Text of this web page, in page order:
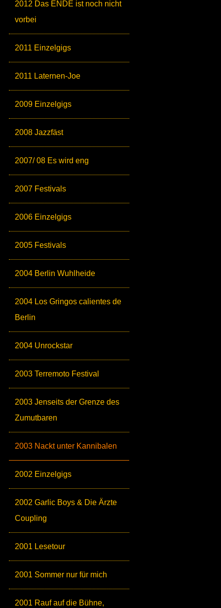
2012 Das ENDE ist noch nicht
vorbei
2011 Einzelgigs
2011 Laternen-Joe
2009 Einzelgigs
2008 Jazzfäst
2007/ 08 Es wird eng
2007 Festivals
2006 Einzelgigs
2005 Festivals
2004 Berlin Wuhlheide
2004 Los Gringos calientes de
Berlin
2004 Unrockstar
2003 Terremoto Festival
2003 Jenseits der Grenze des
Zumutbaren
2003 Nackt unter Kannibalen
2002 Einzelgigs
2002 Garlic Boys & Die Ärzte
Coupling
2001 Lesetour
2001 Sommer nur für mich
2001 Rauf auf die Bühne,